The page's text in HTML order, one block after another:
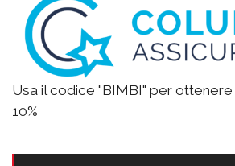
Usa il codice "BIMBI" per
10%